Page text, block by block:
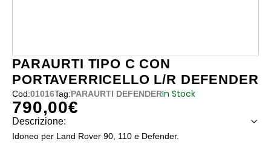
PARAURTI TIPO C CON
PORTAVERRICELLO L/R DEFENDER
Cod:01016Tag:PARAURTI DEFENDERIn Stock
790,00€
Descrizione:
Idoneo per Land Rover 90, 110 e Defender.